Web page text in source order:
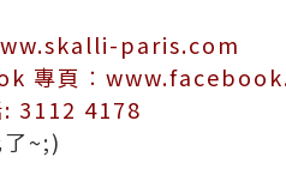
paris.com
專頁︰
: 3112 4178
~;)